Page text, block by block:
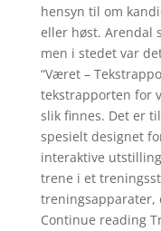
hensyn til om
eller høst. Arendal
men i stedet var
“Været –
tekstrapporten for
slik finnes. Det er
spesielt designet
interaktive
trene i et
treningsapparater,
Continue reading